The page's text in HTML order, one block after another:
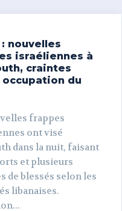
nouvelles
israéliennes à
craintes
occupation du
frappes
ont visé
dans la nuit, faisant
et plusieurs
de blessés selon les
libanaises.